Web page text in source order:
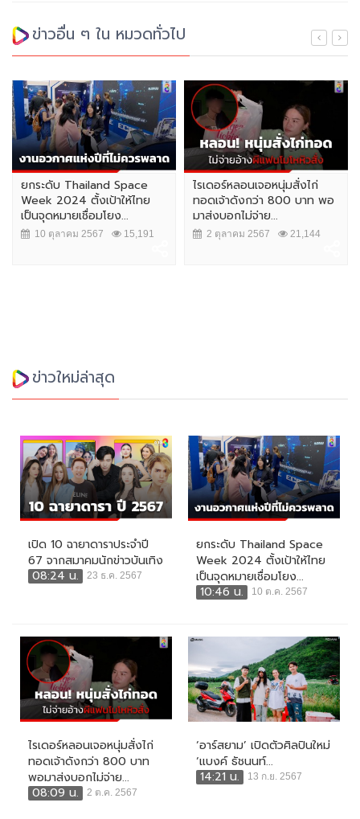
ข่าวอื่น ๆ ใน หมวดทั่วไป
ยกระดับ Thailand Space
Week 2024 ตั้งเป้าให้ไทย
เป็นจุดหมายเชื่อมโยง...
10 ตุลาคม 2567 15,191
ไรเดอร์หลอนเจอหนุ่มสั่งไก่
ทอดเจ้าดังกว่า 800 บาท พอ
มาส่งบอกไม่จ่าย...
2 ตุลาคม 2567 21,144
ข่าวใหม่ล่าสุด
เปิด 10 ฉายาดาราประจำปี
67 จากสมาคมนักข่าวบันเทิง
08:24 น.
23 ธ.ค. 2567
ยกระดับ Thailand Space
Week 2024 ตั้งเป้าให้ไทย
เป็นจุดหมายเชื่อมโยง...
10:46 น.
10 ต.ค. 2567
ไรเดอร์หลอนเจอหนุ่มสั่งไก่
ทอดเจ้าดังกว่า 800 บาท
พอมาส่งบอกไม่จ่าย...
08:09 น.
2 ต.ค. 2567
‘อาร์สยาม’ เปิดตัวศิลปินใหม่
‘แบงค์ ธัชนนท์...
14:21 น.
13 ก.ย. 2567